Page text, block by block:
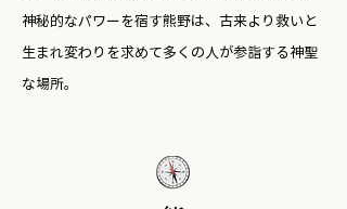
神秘的なパワーを宿す熊野は、古来より救いと
生まれ変わりを求めて多くの人が参詣する神聖
な場所。